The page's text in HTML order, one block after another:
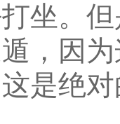
坐。
，因
是绝